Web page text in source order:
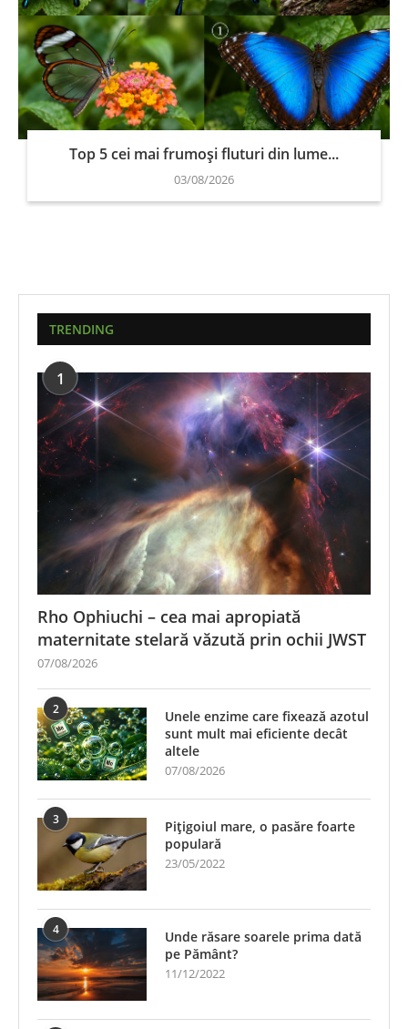
Top 5 cei mai frumoși fluturi din lume...
03/08/2026
TRENDING
1
Rho Ophiuchi – cea mai apropiată
maternitate stelară văzută prin ochii JWST
07/08/2026
2
Unele enzime care fixează azotul
sunt mult mai eficiente decât
altele
07/08/2026
3
Pițigoiul mare, o pasăre foarte
populară
23/05/2022
4
Unde răsare soarele prima dată
pe Pământ?
11/12/2022